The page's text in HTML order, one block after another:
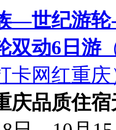
—世纪游
双动6日游
卡网红重
庆品质住宿